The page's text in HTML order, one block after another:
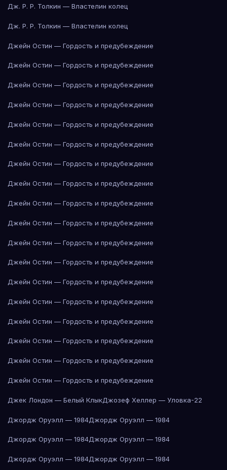
Дж. Р. Р. Толкин — Властелин колец
Дж. Р. Р. Толкин — Властелин колец
Джейн Остин — Гордость и предубеждение
Джейн Остин — Гордость и предубеждение
Джейн Остин — Гордость и предубеждение
Джейн Остин — Гордость и предубеждение
Джейн Остин — Гордость и предубеждение
Джейн Остин — Гордость и предубеждение
Джейн Остин — Гордость и предубеждение
Джейн Остин — Гордость и предубеждение
Джейн Остин — Гордость и предубеждение
Джейн Остин — Гордость и предубеждение
Джейн Остин — Гордость и предубеждение
Джейн Остин — Гордость и предубеждение
Джейн Остин — Гордость и предубеждение
Джейн Остин — Гордость и предубеждение
Джейн Остин — Гордость и предубеждение
Джейн Остин — Гордость и предубеждение
Джейн Остин — Гордость и предубеждение
Джейн Остин — Гордость и предубеждение
Джек Лондон — Белый КлыкДжозеф Хеллер — Уловка-22
Джордж Оруэлл — 1984Джордж Оруэлл — 1984
Джордж Оруэлл — 1984Джордж Оруэлл — 1984
Джордж Оруэлл — 1984Джордж Оруэлл — 1984